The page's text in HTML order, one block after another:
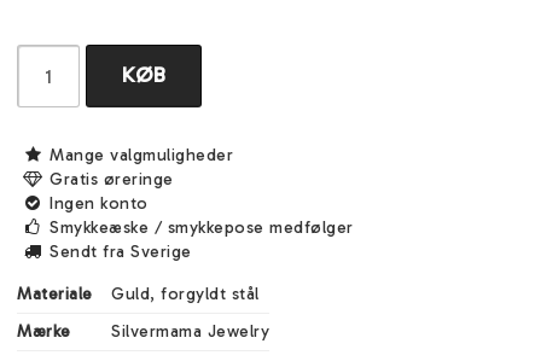
KØB
Mange valgmuligheder
Gratis øreringe
Ingen konto
Smykkeæske / smykkepose medfølger
Sendt fra Sverige
Materiale
Guld, forgyldt stål
Mærke
Silvermama Jewelry